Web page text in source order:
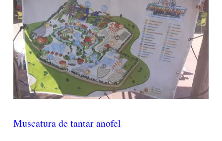
Muscatura de tantar anofel